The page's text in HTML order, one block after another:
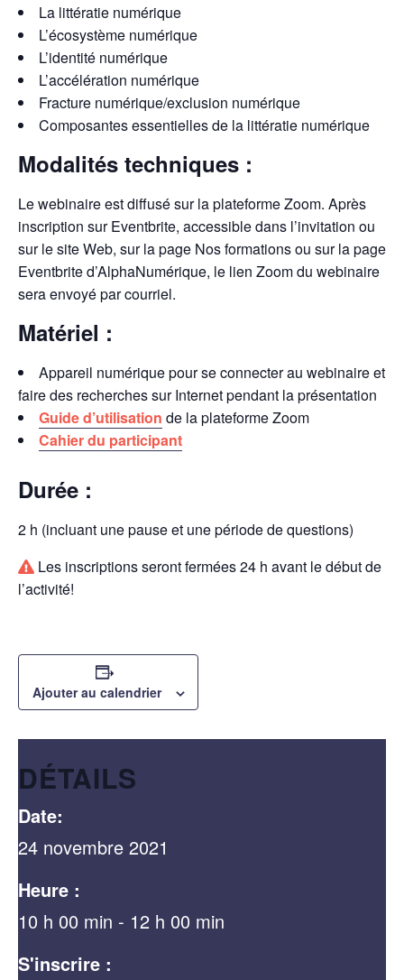
La littératie numérique
L’écosystème numérique
L’identité numérique
L’accélération numérique
Fracture numérique/exclusion numérique
Composantes essentielles de la littératie numérique
Modalités techniques :
Le webinaire est diffusé sur la plateforme Zoom. Après
inscription sur Eventbrite, accessible dans l’invitation ou
sur le site Web, sur la page Nos formations ou sur la page
Eventbrite d’AlphaNumérique, le lien Zoom du webinaire
sera envoyé par courriel.
Matériel :
Appareil numérique pour se connecter au webinaire et
faire des recherches sur Internet pendant la présentation
Guide d’utilisation de la plateforme Zoom
Cahier du participant
Durée :
2 h (incluant une pause et une période de questions)
Les inscriptions seront fermées 24 h avant le début de
l’activité!
Ajouter au calendrier
DÉTAILS
Date:
24 novembre 2021
Heure :
10 h 00 min - 12 h 00 min
S'inscrire :